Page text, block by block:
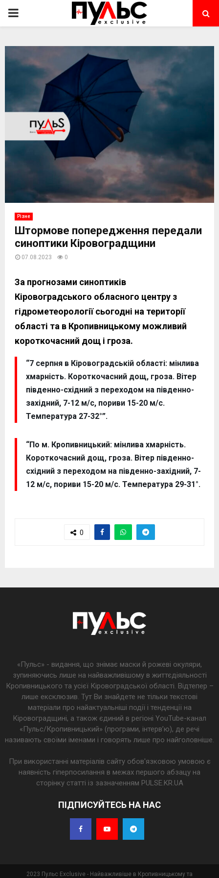
PRIMARY
Різне
Штормове попередження передали
синоптики Кіровоградщини
07.08.2023 0
За прогнозами синоптиків
Кіровоградського обласного центру з
гідрометеорології сьогодні на території
області та в Кропивницькому можливий
короткочасний дощ і гроза.
“7 серпня в Кіровоградській області: мінлива
хмарність. Короткочасний дощ, гроза. Вітер
південно-східний з переходом на південно-
західний, 7-12 м/с, пориви 15-20 м/с.
Температура 27-32°”.
“По м. Кропивницький: мінлива хмарність.
Короткочасний дощ, гроза. Вітер південно-
східний з переходом на південно-західний, 7-
12 м/с, пориви 15-20 м/с. Температура 29-31°.
0
«Пульс» - видання, що знімає маски й рожеві окуляри,
зупиняючись лише на найважливішому в життєдіяльності
Кропивницького та усієї Кіровоградської області. Відтепер –
лише ексклюзив. Тут Ви знайдете не тільки текстові
матеріали про найактуальніші події і тенденції на
Кіровоградщині, а також єдиний в регіоні YouTube-канал
«Пульс/Кропивницький» (програми, інтерв’ю), де речі
називають своїми іменами і говорять лише про найголовніше.
При використанні матеріалів сайту обов'язковою умовою є
наявність гіперпосилання в межах першого абзацу на
сторінку статті із зазначенням PULSE.KR.UA
ПІДПИСУЙТЕСЬ НА НАС
2023 Пульс Exclusive - Найважливіше в Кропивницькому та